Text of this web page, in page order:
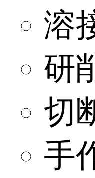
溶
研
切
手